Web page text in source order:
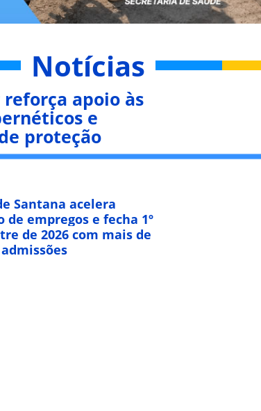
Notícias
apoio às
e
proteção
Santana acelera
de empregos e fecha 1º
de 2026 com mais de